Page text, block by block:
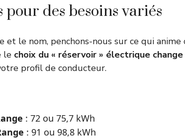
des besoins variés
et le nom, penchons-nous sur ce qui anime
le choix du « réservoir » électrique change
profil de conducteur.
: 72 ou 75,7 kWh
: 91 ou 98,8 kWh